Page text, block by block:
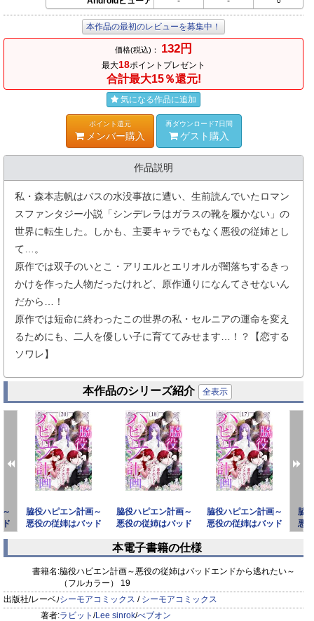
本作品の最初のレビューを募集中！
価格(税込)： 132円
最大18ポイントプレゼント
合計最大15％還元!
気になる作品に追加
ポイント還元
メンバー購入
再ダウンロード7日間
ゲスト購入
作品説明
私・森本志帆はバスの水没事故に遭い、生前読んでいたロマン
スファンタジー小説「シンデレラはガラスの靴を履かない」の
世界に転生した。しかも、主要キャラでもなく悪役の従姉とし
て…。
原作では双子のいとこ・アリエルとエリオルが闇落ちするきっ
かけを作った人物だったけれど、原作通りになんてさせないん
だから…！
原作では短命に終わったこの世界の私・セルニアの運命を変え
るためにも、二人を優しい子に育ててみせます…！？【恋する
ソワレ】
本作品のシリーズ紹介 全表示
ド
脇役ハピエン計画～
悪役の従姉はバッド
脇役ハピエン計画～
悪役の従姉はバッド
～（フ
脇役ハピエン計画～
悪役の従姉はバッド
脇
悪
prev next
本電子書籍の仕様
書籍名:脇役ハピエン計画～悪役の従姉はバッドエンドから逃れたい～
（フルカラー） 19
出版社/レーベル:シーモアコミックス / シーモアコミックス
著者:ラビット /Lee sinrok/べブオン